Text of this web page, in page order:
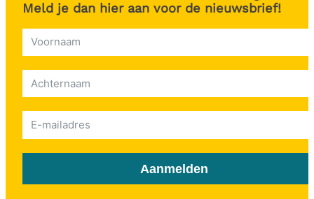
Meld je dan hier aan voor de nieuwsbrief!
Aanmelden